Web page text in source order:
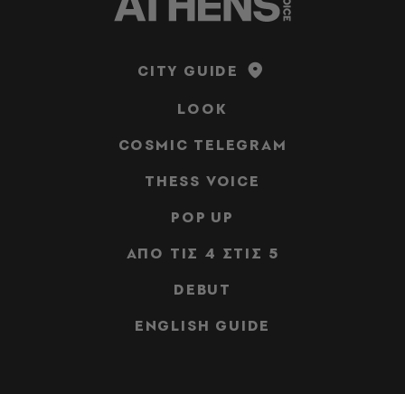
CITY GUIDE
LOOK
COSMIC TELEGRAM
THESS VOICE
POP UP
ΑΠΟ ΤΙΣ 4 ΣΤΙΣ 5
DEBUT
ENGLISH GUIDE